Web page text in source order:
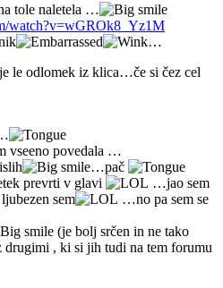
tole naletela …
watch?v=wGROk8_Yz1M
…
le odlomek iz klica…če si čez cel
vseeno povedala …
…pač
prevrti v glavi
…jao sem
sem
…no pa sem se
(je bolj srčen in ne tako
drugimi , ki si jih tudi na tem forumu